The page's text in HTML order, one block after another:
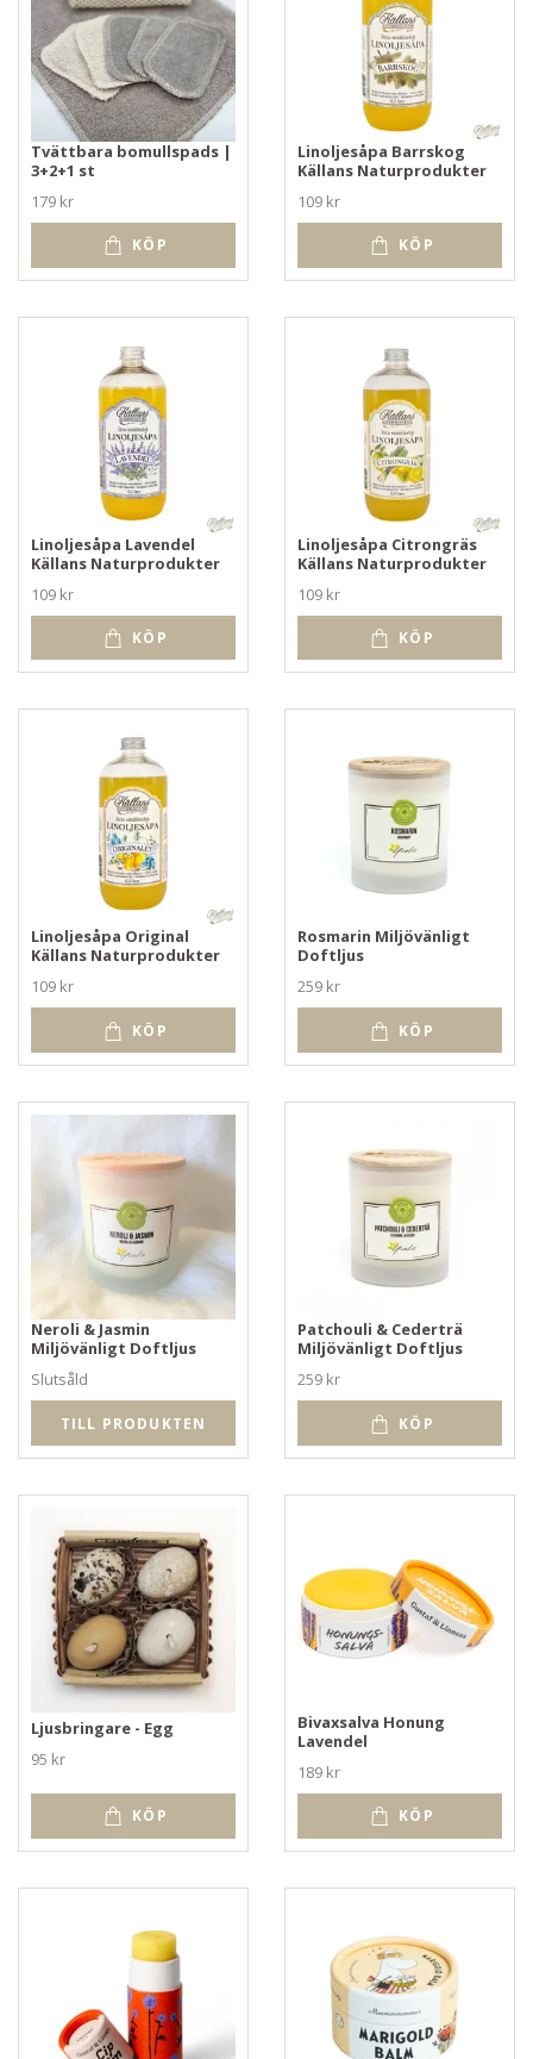
Tvättbara bomullspads |
3+2+1 st
179 kr
KÖP
Linoljesåpa Barrskog
Källans Naturprodukter
109 kr
KÖP
Linoljesåpa Lavendel
Källans Naturprodukter
109 kr
KÖP
Linoljesåpa Citrongräs
Källans Naturprodukter
109 kr
KÖP
Linoljesåpa Original
Källans Naturprodukter
109 kr
KÖP
Rosmarin Miljövänligt
Doftljus
259 kr
KÖP
Neroli & Jasmin
Miljövänligt Doftljus
Slutsåld
TILL PRODUKTEN
Patchouli & Cederträ
Miljövänligt Doftljus
259 kr
KÖP
Ljusbringare - Egg
95 kr
KÖP
Bivaxsalva Honung
Lavendel
189 kr
KÖP